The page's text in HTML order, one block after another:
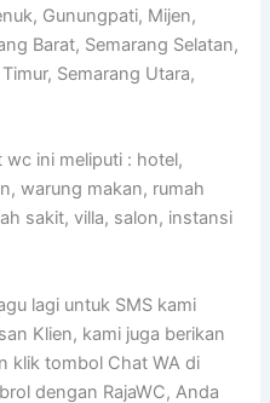
Gunungpati, Mijen,
Barat, Semarang Selatan,
Semarang Utara,
wc ini meliputi : hotel,
warung makan, rumah
sakit, villa, salon, instansi
lagi untuk SMS kami
Klien, kami juga berikan
klik tombol Chat WA di
dengan RajaWC, Anda